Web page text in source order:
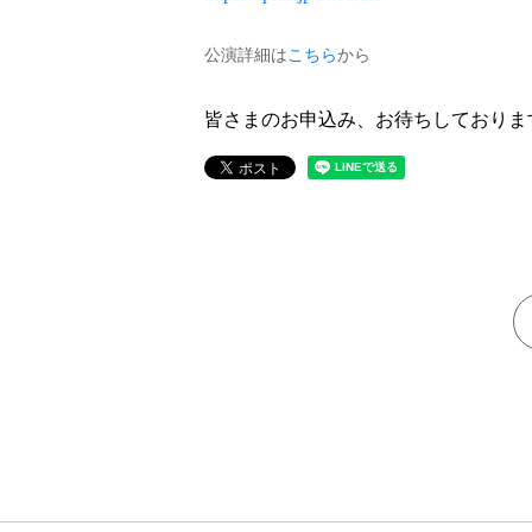
公演詳細はこちらから
皆さまのお申込み、お待ちしておりま